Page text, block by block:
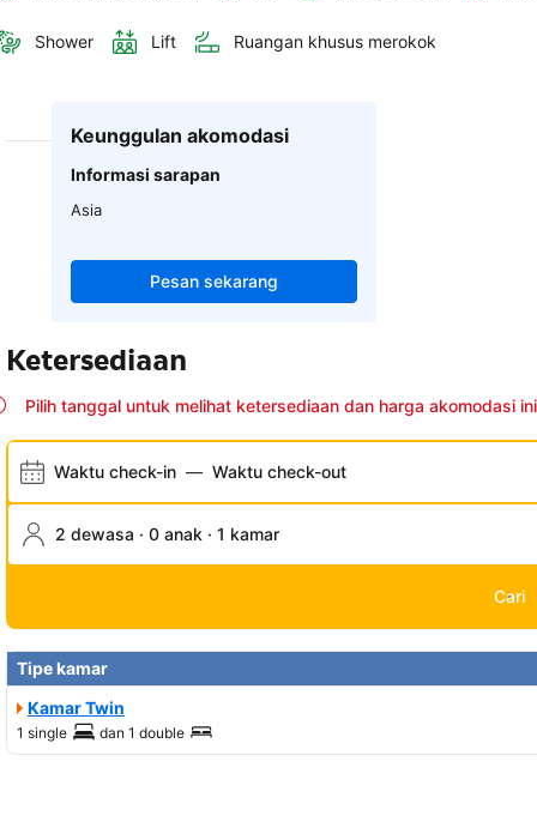
Shower Lift Ruangan khusus merokok
Keunggulan akomodasi
Informasi sarapan
Asia
Pesan sekarang
Ketersediaan
Pilih tanggal untuk melihat ketersediaan dan harga akomodasi ini
Waktu check-in — Waktu check-out
2 dewasa · 0 anak · 1 kamar
Cari
Tipe kamar
Kamar Twin
1 single dan 1 double